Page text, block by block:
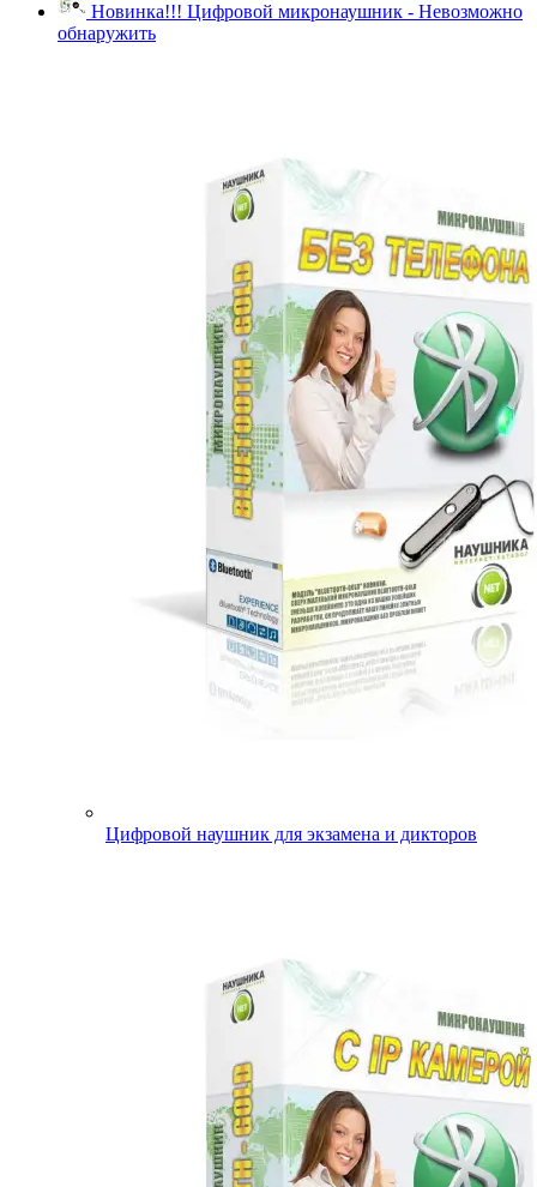
Новинка!!! Цифровой микронаушник - Невозможно
обнаружить
Цифровой наушник для экзамена и дикторов